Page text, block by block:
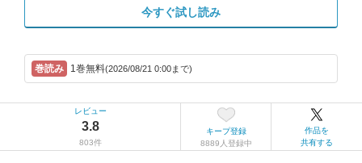
今すぐ試し読み
1巻無料(2026/08/21 0:00まで)
レビュー
3.8
803件
キープ登録
8889人登録中
作品を
共有する